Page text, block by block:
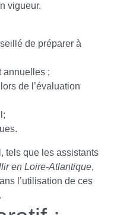
vigueur.
de préparer à
annuelles ;
de l’évaluation
tels que les assistants
en Loire-Atlantique,
l’utilisation de ces